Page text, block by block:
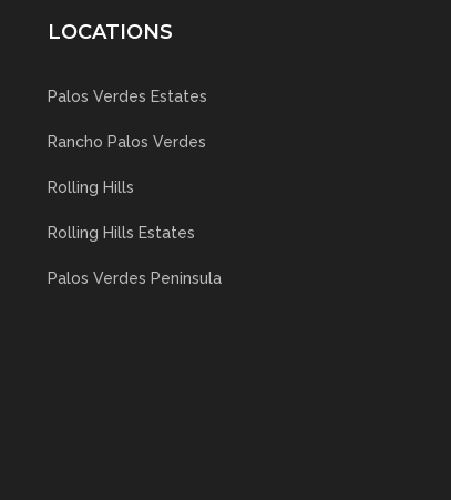
LOCATIONS
Palos Verdes Estates
Rancho Palos Verdes
Rolling Hills
Rolling Hills Estates
Palos Verdes Peninsula